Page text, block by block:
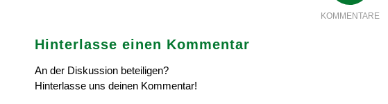
KOMMENTARE
Hinterlasse einen Kommentar
An der Diskussion beteiligen?
Hinterlasse uns deinen Kommentar!